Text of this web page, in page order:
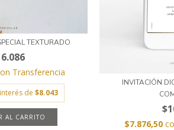
TEXTURADO
Transferencia
de $8.043
AL CARRITO
INVITACIÓN
$7.876,50